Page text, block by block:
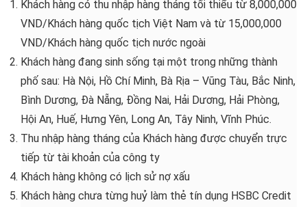
Khách hàng có thu nhập hàng tháng tối thiểu từ 8,000,000
VND/Khách hàng quốc tịch Việt Nam và từ 15,000,000
VND/Khách hàng quốc tịch nước ngoài
Khách hàng đang sinh sống tại một trong những thành
phố sau: Hà Nội, Hồ Chí Minh, Bà Rịa – Vũng Tàu, Bắc Ninh,
Bình Dương, Đà Nẵng, Đồng Nai, Hải Dương, Hải Phòng,
Hội An, Huế, Hưng Yên, Long An, Tây Ninh, Vĩnh Phúc.
Thu nhập hàng tháng của Khách hàng được chuyển trực
tiếp từ tài khoản của công ty
Khách hàng không có lịch sử nợ xấu
Khách hàng chưa từng huỷ làm thẻ tín dụng HSBC Credit